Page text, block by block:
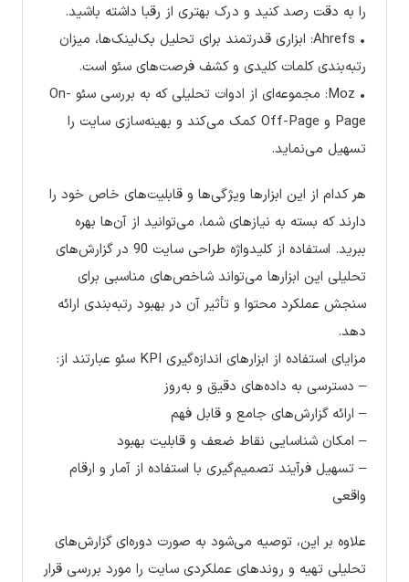
را به دقت رصد کنید و درک بهتری از رقبا داشته باشید.
• Ahrefs: ابزاری قدرتمند برای تحلیل بک‌لینک‌ها، میزان
رتبه‌بندی کلمات کلیدی و کشف فرصت‌های سئو است.
• Moz: مجموعه‌ای از ادوات تحلیلی که به بررسی سئو On-
Page و Off-Page کمک می‌کند و بهینه‌سازی سایت را
تسهیل می‌نماید.
هر کدام از این ابزارها ویژگی‌ها و قابلیت‌های خاص خود را
دارند که بسته به نیازهای شما، می‌توانید از آن‌ها بهره
ببرید. استفاده از کلیدواژه طراحی سایت 90 در گزارش‌های
تحلیلی این ابزارها می‌تواند شاخص‌های مناسبی برای
سنجش عملکرد محتوا و تأثیر آن در بهبود رتبه‌بندی ارائه
دهد.
مزایای استفاده از ابزارهای اندازه‌گیری KPI سئو عبارتند از:
– دسترسی به داده‌های دقیق و به‌روز
– ارائه گزارش‌های جامع و قابل فهم
– امکان شناسایی نقاط ضعف و قابلیت بهبود
– تسهیل فرآیند تصمیم‌گیری با استفاده از آمار و ارقام
واقعی
علاوه بر این، توصیه می‌شود به صورت دوره‌ای گزارش‌های
تحلیلی تهیه و روندهای عملکردی سایت را مورد بررسی قرار